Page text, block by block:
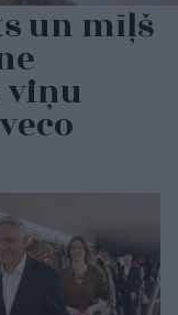
un mīļš
viņu